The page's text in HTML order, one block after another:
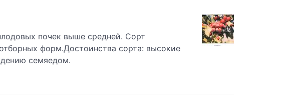
почек выше средней. Сорт
форм.Достоинства сорта: высокие
семяедом.